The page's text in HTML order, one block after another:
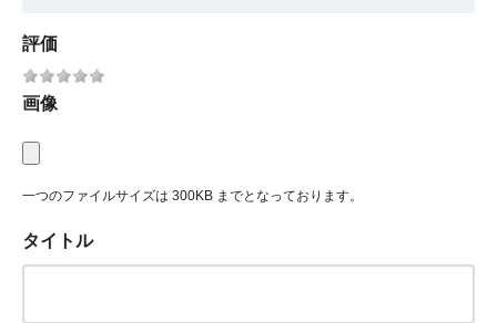
評価
画像
一つのファイルサイズは 300KB までとなっております。
タイトル